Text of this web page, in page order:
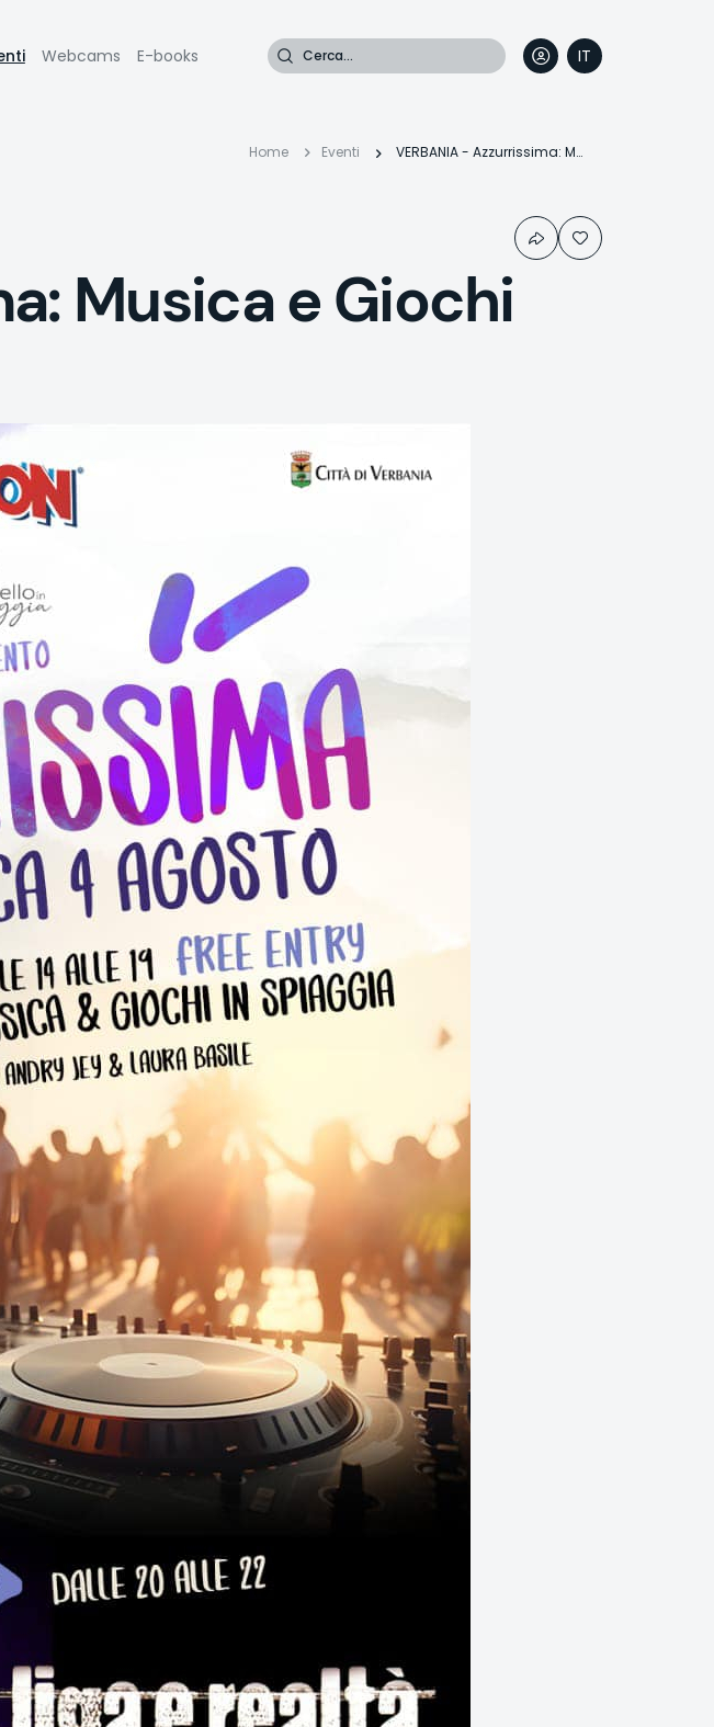
Webcams E-books Cerca
IT
EN
FR
DE
Briciole
pane
Home Eventi VERBANIA - Azzurrissima: Musica e Giochi in spiaggia
Musica e Giochi